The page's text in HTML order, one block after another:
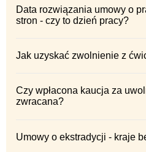
Data rozwiązania umowy o
stron - czy to dzień pracy?
Jak uzyskać zwolnienie z
Czy wpłacona kaucja za
zwracana?
Umowy o ekstradycji - kraje